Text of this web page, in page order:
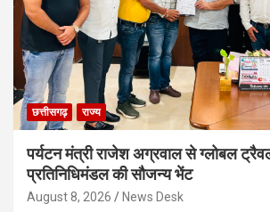
छत्तीसगढ़ राज्य
पर्यटन मंत्री राजेश अग्रवाल से ग्लोबल
प्रतिनिधिमंडल की सौजन्य भेंट
August 8, 2026 News Desk